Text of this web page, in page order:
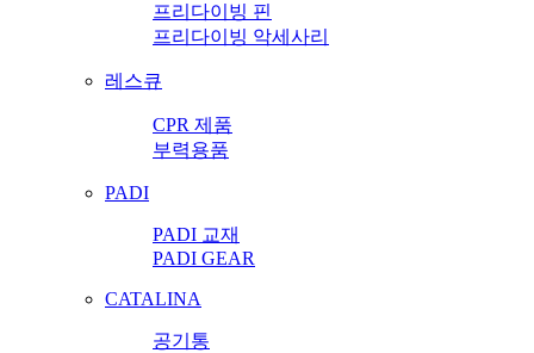
프리다이빙 핀
프리다이빙 악세사리
레스큐
CPR 제품
부력용품
PADI
PADI 교재
PADI GEAR
CATALINA
공기통